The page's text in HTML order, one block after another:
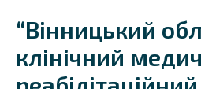
“Вінницький
клінічний